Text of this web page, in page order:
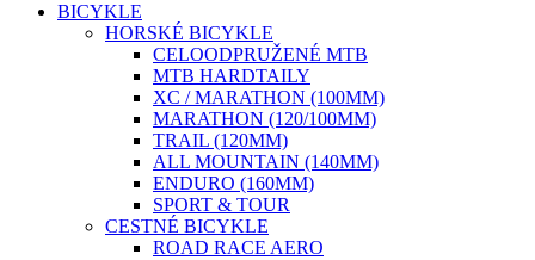
BICYKLE
HORSKÉ BICYKLE
CELOODPRUŽENÉ MTB
MTB HARDTAILY
XC / MARATHON (100MM)
MARATHON (120/100MM)
TRAIL (120MM)
ALL MOUNTAIN (140MM)
ENDURO (160MM)
SPORT & TOUR
CESTNÉ BICYKLE
ROAD RACE AERO